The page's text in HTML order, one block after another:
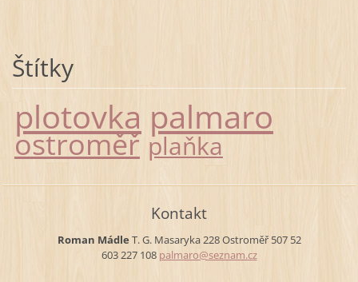
Štítky
plotovka palmaro
ostroměř plaňka
Kontakt
Roman Mádle T. G. Masaryka 228Ostroměř507 52
603 227 108 palmaro@seznam.cz